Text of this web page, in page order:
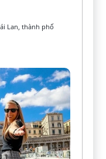
Lan, thành phố